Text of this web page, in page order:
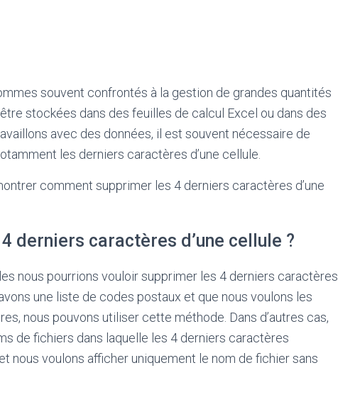
souvent confrontés à la gestion de grandes quantités
stockées dans des feuilles de calcul Excel ou dans des
avec des données, il est souvent nécessaire de
les derniers caractères d’une cellule.
comment supprimer les 4 derniers caractères d’une
derniers caractères d’une cellule ?
nous pourrions vouloir supprimer les 4 derniers caractères
une liste de codes postaux et que nous voulons les
nous pouvons utiliser cette méthode. Dans d’autres cas,
de fichiers dans laquelle les 4 derniers caractères
nous voulons afficher uniquement le nom de fichier sans